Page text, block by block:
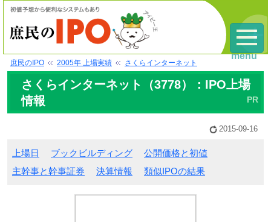
庶民のIPO 2005年 上場実績 さくらインターネット
さくらインターネット（3778）：IPO上場
情報
2015-09-16
上場日 ブックビルディング
公開価格と初値
主幹事と幹事証券
決算情報 類似IPOの結果
menu